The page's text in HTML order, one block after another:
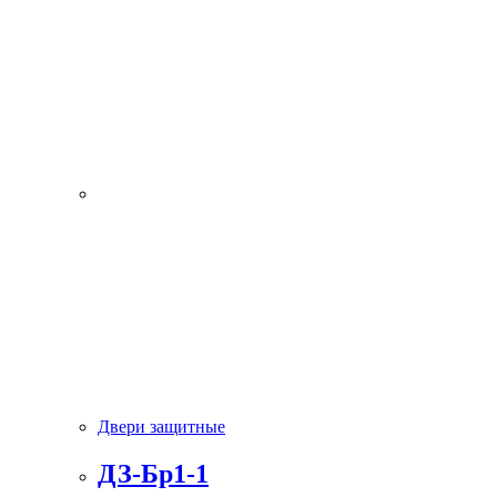
Двери защитные
ДЗ-Бр1-1